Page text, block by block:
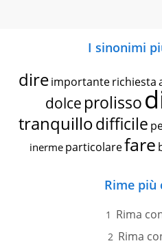
I sinonimi
dire importante richiesta
dolce prolisso
tranquillodifficile
inerme particolarefare
Rime più
Rima
Rima